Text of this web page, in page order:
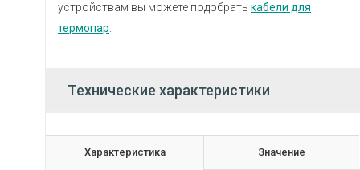
устройствам вы можете подобрать кабели для
термопар
Технические характеристики
Характеристика Значение